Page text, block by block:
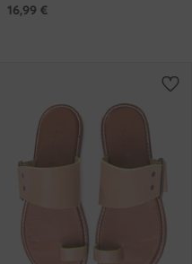
16,99 €